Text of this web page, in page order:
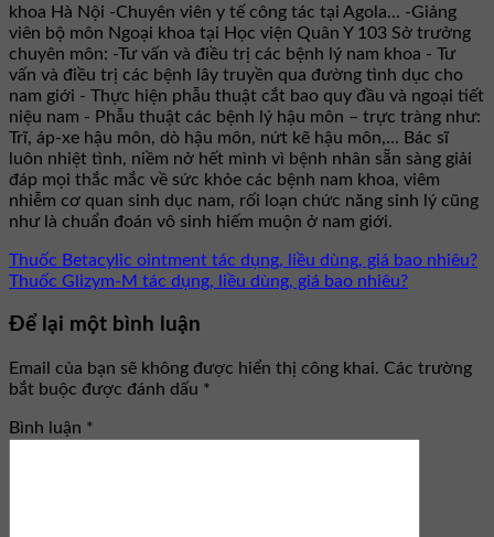
khoa Hà Nội -Chuyên viên y tế công tác tại Agola... -Giảng
viên bộ môn Ngoại khoa tại Học viện Quân Y 103 Sở trưởng
chuyên môn: -Tư vấn và điều trị các bệnh lý nam khoa - Tư
vấn và điều trị các bệnh lây truyền qua đường tình dục cho
nam giới - Thực hiện phẫu thuật cắt bao quy đầu và ngoại tiết
niệu nam - Phẫu thuật các bệnh lý hậu môn – trực tràng như:
Trĩ, áp-xe hậu môn, dò hậu môn, nứt kẽ hậu môn,... Bác sĩ
luôn nhiệt tình, niềm nở hết mình vì bệnh nhân sẵn sàng giải
đáp mọi thắc mắc về sức khỏe các bệnh nam khoa, viêm
nhiễm cơ quan sinh dục nam, rối loạn chức năng sinh lý cũng
như là chuẩn đoán vô sinh hiếm muộn ở nam giới.
Thuốc Betacylic ointment tác dụng, liều dùng, giá bao nhiêu?
Thuốc Glizym-M tác dụng, liều dùng, giá bao nhiêu?
Để lại một bình luận
Email của bạn sẽ không được hiển thị công khai. Các trường
bắt buộc được đánh dấu *
Bình luận *